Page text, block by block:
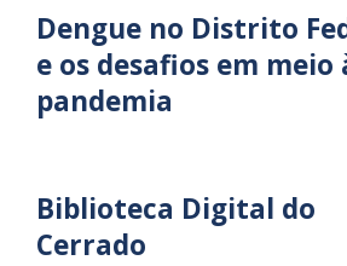
Áudios
Dengue no Distrito
e os desafios em meio
pandemia
Biblioteca Digital do
Cerrado